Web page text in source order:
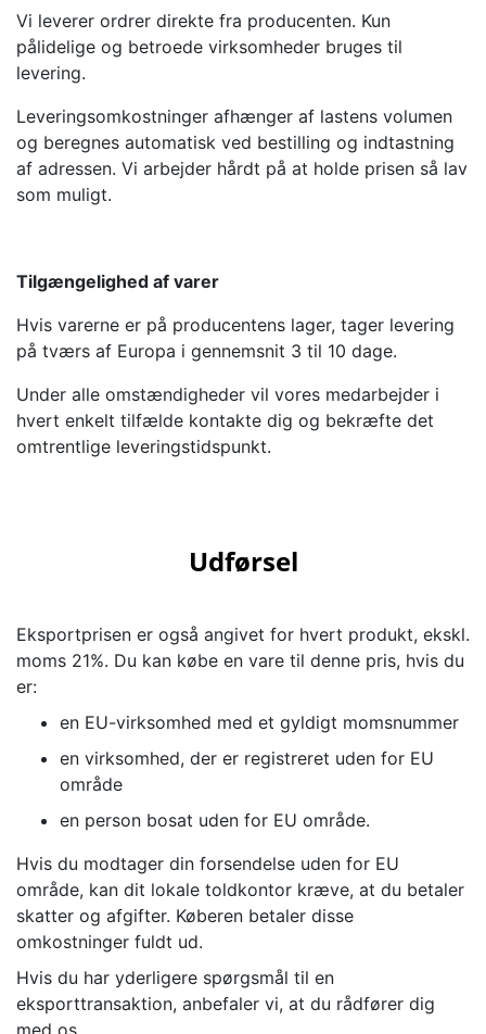
Vi leverer ordrer direkte fra producenten. Kun
pålidelige og betroede virksomheder bruges til
levering.
Leveringsomkostninger afhænger af lastens volumen
og beregnes automatisk ved bestilling og indtastning
af adressen. Vi arbejder hårdt på at holde prisen så lav
som muligt.
Tilgængelighed af varer
Hvis varerne er på producentens lager, tager levering
på tværs af Europa i gennemsnit 3 til 10 dage.
Under alle omstændigheder vil vores medarbejder i
hvert enkelt tilfælde kontakte dig og bekræfte det
omtrentlige leveringstidspunkt.
Udførsel
Eksportprisen er også angivet for hvert produkt, ekskl.
moms 21%. Du kan købe en vare til denne pris, hvis du
er:
en EU-virksomhed med et gyldigt momsnummer
en virksomhed, der er registreret uden for EU
område
en person bosat uden for EU område.
Hvis du modtager din forsendelse uden for EU
område, kan dit lokale toldkontor kræve, at du betaler
skatter og afgifter. Køberen betaler disse
omkostninger fuldt ud.
Hvis du har yderligere spørgsmål til en
eksporttransaktion, anbefaler vi, at du rådfører dig
med os.